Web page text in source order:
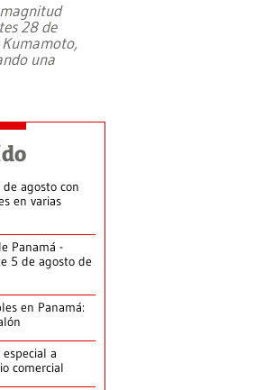
28 de
una
agosto con
en varias
Panamá -
5 de agosto de
en Panamá:
a
comercial